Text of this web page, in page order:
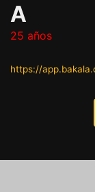
A
25 años
https://